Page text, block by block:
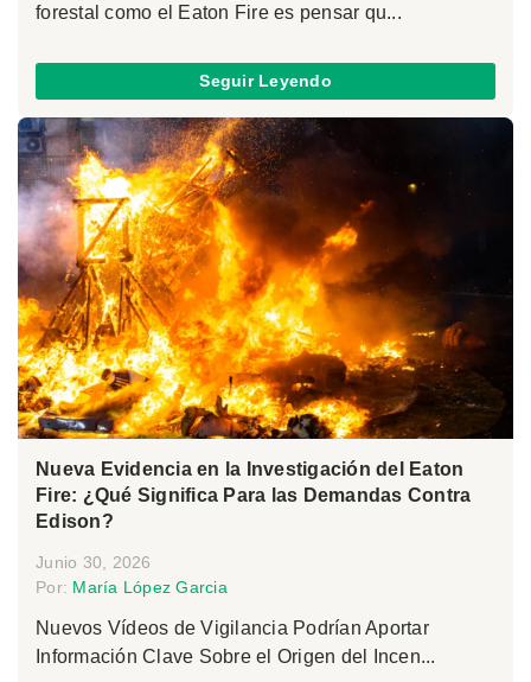
forestal como el Eaton Fire es pensar qu...
Seguir Leyendo
Nueva Evidencia en la Investigación del Eaton
Fire: ¿Qué Significa Para las Demandas Contra
Edison?
Junio 30, 2026
Por: María López Garcia
Nuevos Vídeos de Vigilancia Podrían Aportar
Información Clave Sobre el Origen del Incen...